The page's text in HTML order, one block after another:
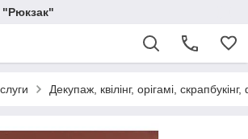
"Рюкзак"
Декупаж, квілінг, орігамі,